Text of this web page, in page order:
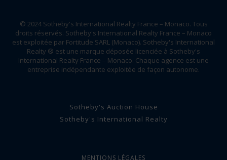
© 2024 Sotheby's International Realty France – Monaco. Tous
droits réservés. Sotheby's International Realty France – Monaco
est exploitée par Fortitude SARL (Monaco). Sotheby's International
Realty ® est une marque déposée licenciée à Sotheby's
International Realty France – Monaco. Chaque agence est une
entreprise indépendante exploitée de façon autonome.
Sotheby's Auction House
Sotheby's International Realty
MENTIONS LÉGALES